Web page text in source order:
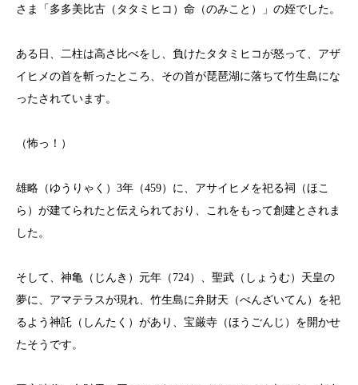
さま「多多美比古（タタミヒコ）命（のみこと）」の姪でした。
ある日、二柱は高さ比べをし、負けたタタミヒコが怒って、アザ
イヒメの首を斬ったところ、その首が琵琶湖に落ちて竹生島にな
ったされています。
（怖っ！）
雄略（ゆうりゃく）3年（459）に、アサイヒメを祀る祠（ほこ
ら）が建てられたと伝えられており、これをもって創建とされま
した。
そして、神亀（じんき）元年（724）、聖武（しょうむ）天皇の
夢に、アマテラスが現れ、竹生島に弁財天（べんざいてん）を祀
るよう神託（しんたく）があり、宝厳寺（ほうごんじ）を開かせ
たそうです。